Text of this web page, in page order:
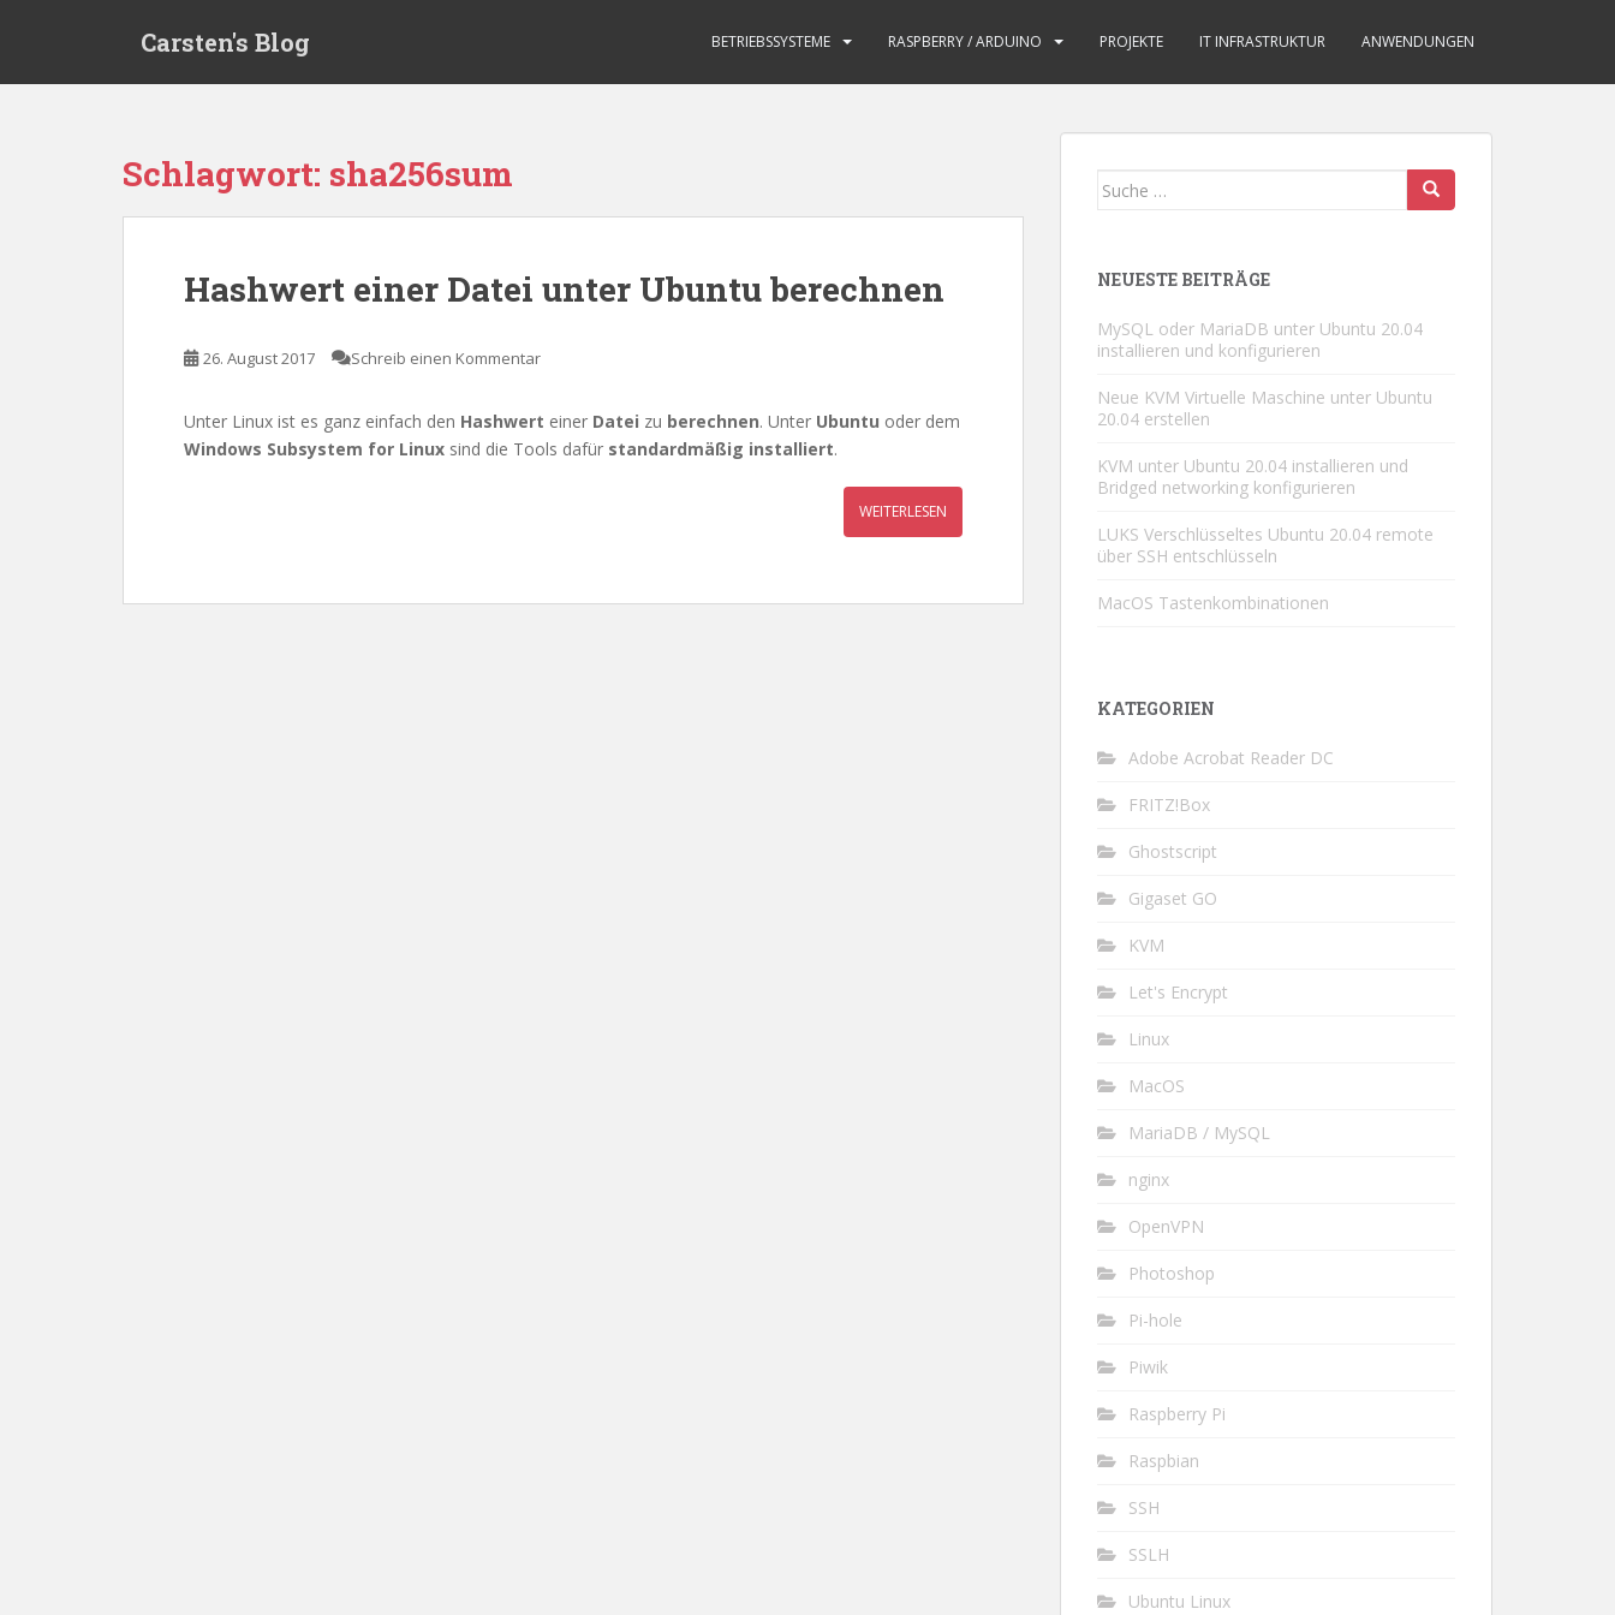
Carsten's Blog BETRIEBSSYSTEME RASPBERRY / ARDUINO PROJEKTE IT INFRASTRUKTUR ANWENDUNGEN
Schlagwort: sha256sum
Hashwert einer Datei unter Ubuntu berechnen
26. August 2017 Schreib einen Kommentar
Unter Linux ist es ganz einfach den Hashwert einer Datei zu berechnen. Unter Ubuntu oder dem
Windows Subsystem for Linux sind die Tools dafür standardmäßig installiert.
WEITERLESEN
Suche
NEUESTE BEITRÄGE
MySQL oder MariaDB unter Ubuntu 20.04
installieren und konfigurieren
Neue KVM Virtuelle Maschine unter Ubuntu
20.04 erstellen
KVM unter Ubuntu 20.04 installieren und
Bridged networking konfigurieren
LUKS Verschlüsseltes Ubuntu 20.04 remote
über SSH entschlüsseln
MacOS Tastenkombinationen
KATEGORIEN
Adobe Acrobat Reader DC
FRITZ!Box
Ghostscript
Gigaset GO
KVM
Let's Encrypt
Linux
MacOS
MariaDB / MySQL
nginx
OpenVPN
Photoshop
Pi-hole
Piwik
Raspberry Pi
Raspbian
SSH
SSLH
Ubuntu Linux